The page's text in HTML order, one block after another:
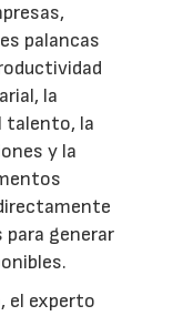
palancas
la
talento, la
y la
para generar
el experto